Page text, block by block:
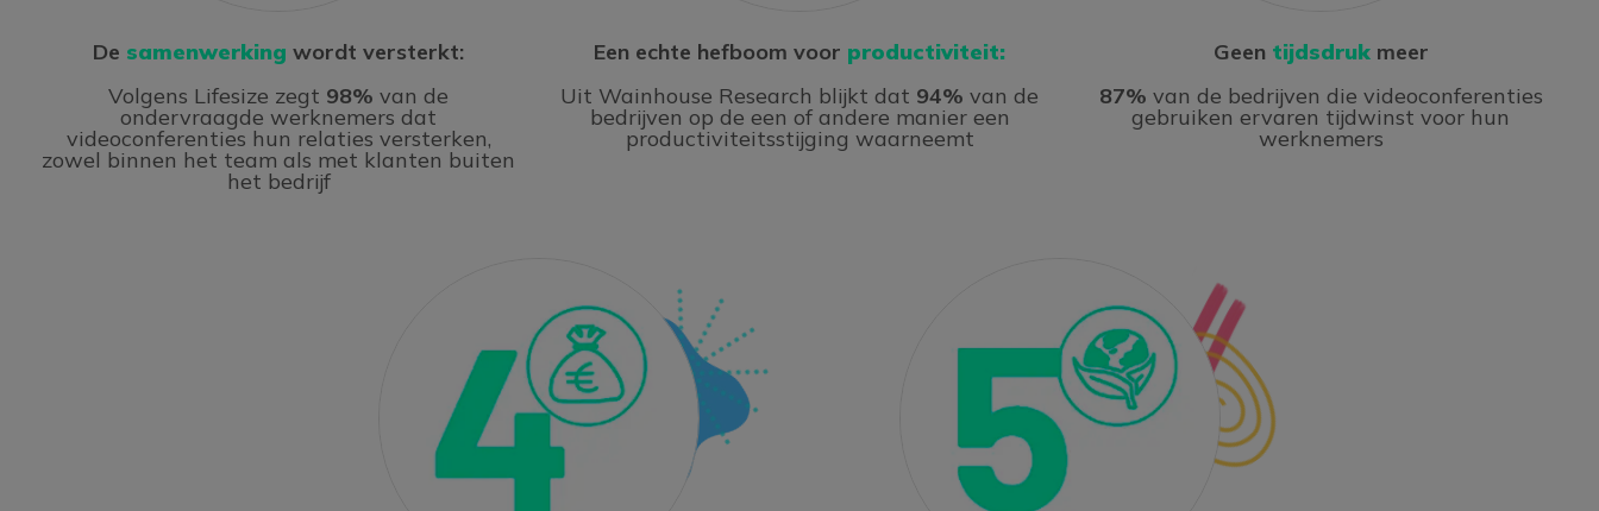
De samenwerking wordt versterkt:
Volgens Lifesize zegt 98% van de
ondervraagde werknemers dat
videoconferenties hun relaties versterken,
zowel binnen het team als met klanten buiten
het bedrijf
Een echte hefboom voor productiviteit:
Uit Wainhouse Research blijkt dat 94% van de
bedrijven op de een of andere manier een
productiviteitsstijging waarneemt
Geen tijdsdrukmeer
87% van de bedrijven die videoconferenties
gebruiken ervaren tijdwinst voor hun
werknemers